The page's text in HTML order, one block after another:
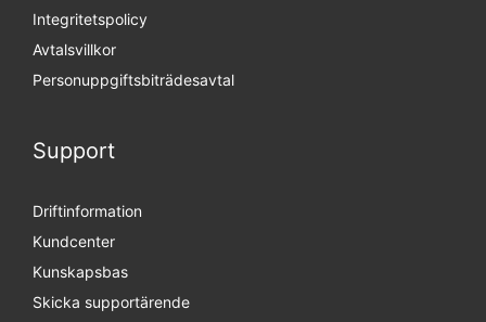
Integritetspolicy
Avtalsvillkor
Personuppgifts­biträdesavtal
Support
Driftinformation
Kundcenter
Kunskapsbas
Skicka supportärende